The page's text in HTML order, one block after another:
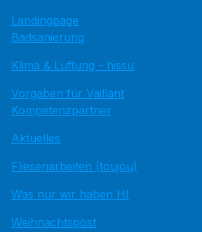
Landingpage
Badsanierung
Klima & Lüftung - hissu
Vorgaben für Vaillant
Kompetenzpartner
Aktuelles
Fliesenarbeiten (toujou)
Was nur wir haben HI
Weihnachtspost